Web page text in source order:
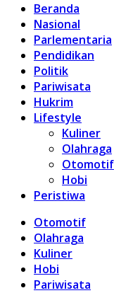
Beranda
Nasional
Parlementaria
Pendidikan
Politik
Pariwisata
Hukrim
Lifestyle
Kuliner
Olahraga
Otomotif
Hobi
Peristiwa
Otomotif
Olahraga
Kuliner
Hobi
Pariwisata